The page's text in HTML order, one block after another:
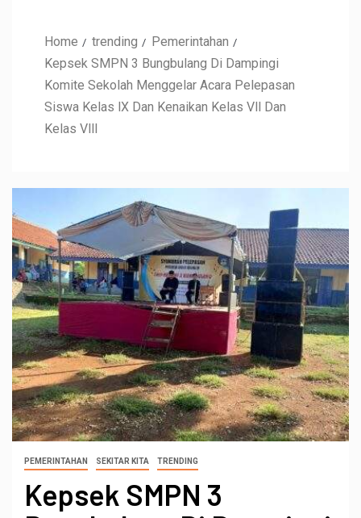
Home trending
Pemerintahan
Kepsek SMPN 3 Bungbulang Di Dampingi
Komite Sekolah Menggelar Acara Pelepasan
Siswa Kelas lX Dan Kenaikan Kelas Vll Dan
Kelas Vlll
PEMERINTAHAN SEKITAR KITA TRENDING
Kepsek SMPN 3